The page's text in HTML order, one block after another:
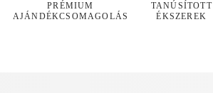
PRÉMIUM
AJÁNDÉKCSOMAGOLÁS
TANÚSÍTOTT
ÉKSZEREK